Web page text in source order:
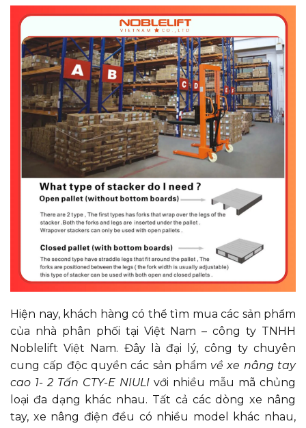
Hiện nay, khách hàng có thể tìm mua các sản phẩm
của nhà phân phối tại Việt Nam – công ty TNHH
Noblelift Việt Nam. Đây là đại lý, công ty chuyên
cung cấp độc quyền các sản phẩm về xe nâng tay
cao 1- 2 Tấn CTY-E NIULI với nhiều mẫu mã chủng
loại đa dạng khác nhau. Tất cả các dòng xe nâng
tay, xe nâng điện đều có nhiều model khác nhau,